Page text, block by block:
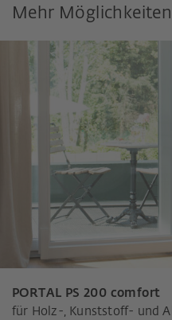
Mehr
PORTAL PS 200 comfort
für Holz-, Kunststoff- und